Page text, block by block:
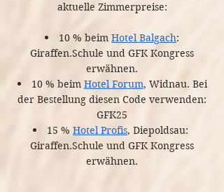
aktuelle Zimmerpreise:
10 % beim Hotel Balgach:
Giraffen.Schule und GFK Kongress
erwähnen.
10 % beim Hotel Forum, Widnau. Bei
der Bestellung diesen Code verwenden:
GFK25
15 % Hotel Profis, Diepoldsau:
Giraffen.Schule und GFK Kongress
erwähnen.